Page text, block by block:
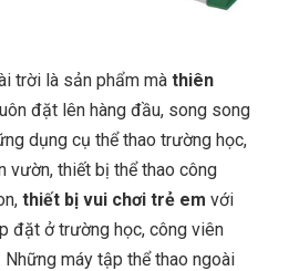
trời là sản phẩm mà thiên
đặt lên hàng đầu, song song
dụng cụ thể thao trường học,
vườn, thiết bị thể thao công
thiết bị vui chơi trẻ em với
đặt ở trường học, công viên
máy tập thể thao ngoài